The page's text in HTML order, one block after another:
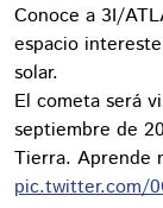
Conoce a 3I/
espacio
solar.
El cometa será
septiembre de
Tierra. Aprende
pic.twitter.com/